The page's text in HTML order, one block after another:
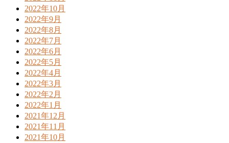
2022年10月
2022年9月
2022年8月
2022年7月
2022年6月
2022年5月
2022年4月
2022年3月
2022年2月
2022年1月
2021年12月
2021年11月
2021年10月